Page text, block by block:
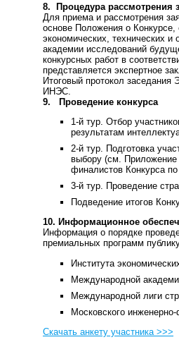
8. Процедура рассмотрения
Для приема и рассмотрения
основе Положения о
экономических, технических
академии исследований
конкурсных работ в
представляется экспертное
Итоговый протокол заседания
ИНЭС.
9. Проведение конкурса
1-й тур. Отбор
результатам
2-й тур. Подготовка
выбору (см. Приложение
финалистов Конкурса
3-й тур. Проведение
Подведение итогов
10. Информационное
Информация о порядке
премиальных программ
Института
Международной
Международной лиги
Московского
Скачать анкету участника >>>